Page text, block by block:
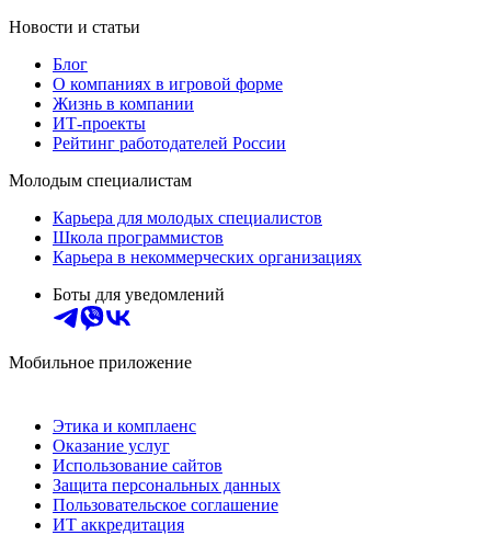
Новости и статьи
Блог
О компаниях в игровой форме
Жизнь в компании
ИТ-проекты
Рейтинг работодателей России
Молодым специалистам
Карьера для молодых специалистов
Школа программистов
Карьера в некоммерческих организациях
Боты для уведомлений
Мобильное приложение
Этика и комплаенс
Оказание услуг
Использование сайтов
Защита персональных данных
Пользовательское соглашение
ИТ аккредитация